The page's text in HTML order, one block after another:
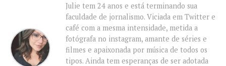
Julie tem 24 anos e está terminando sua
faculdade de jornalismo. Viciada em Twitter e
café com a mesma intensidade, metida a
fotógrafa no instagram, amante de séries e
filmes e apaixonada por música de todos os
tipos. Ainda tem esperanças de ser adotada